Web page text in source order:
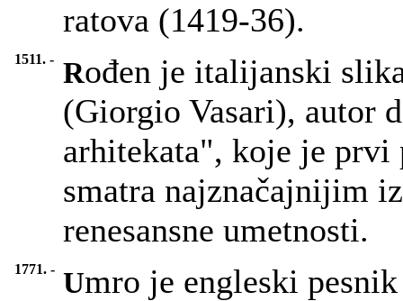
ratova (1419-36).
1511. - Rođen je italijanski
(Giorgio Vasari), autor
arhitekata", koje je prvi
smatra najznačajnijim
renesansne umetnosti.
1771. - Umro je engleski